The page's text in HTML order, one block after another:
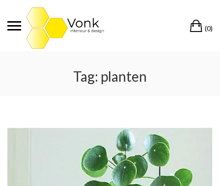
(0)
Tag: planten